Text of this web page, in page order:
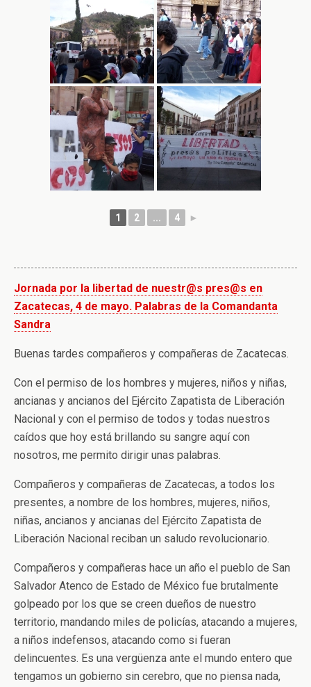
1 2 ... 4 ►
Jornada por la libertad de nuestr@s pres@s en
Zacatecas, 4 de mayo. Palabras de la Comandanta
Sandra
Buenas tardes compañeros y compañeras de Zacatecas.
Con el permiso de los hombres y mujeres, niños y niñas,
ancianas y ancianos del Ejército Zapatista de Liberación
Nacional y con el permiso de todos y todas nuestros
caídos que hoy está brillando su sangre aquí con
nosotros, me permito dirigir unas palabras.
Compañeros y compañeras de Zacatecas, a todos los
presentes, a nombre de los hombres, mujeres, niños,
niñas, ancianos y ancianas del Ejército Zapatista de
Liberación Nacional reciban un saludo revolucionario.
Compañeros y compañeras hace un año el pueblo de San
Salvador Atenco de Estado de México fue brutalmente
golpeado por los que se creen dueños de nuestro
territorio, mandando miles de policías, atacando a mujeres,
a niños indefensos, atacando como si fueran
delincuentes. Es una vergüenza ante el mundo entero que
tengamos un gobierno sin cerebro, que no piensa nada,